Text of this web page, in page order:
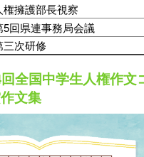
権擁護部長視察
5回県連事務局会議
三次研修
全国中学生人権作文
文集